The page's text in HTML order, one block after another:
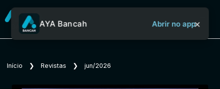
Sobre o Aya Bancah
AYA Bancah Abrir no app×
Início ❯ Revistas ❯ jun/2026